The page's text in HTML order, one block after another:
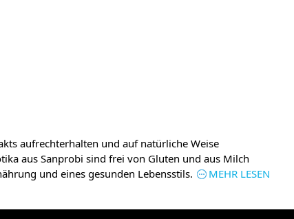
aufrechterhalten und auf natürliche Weise
aus Sanprobi sind frei von Gluten und aus Milch
und eines gesunden Lebensstils.
MEHR LESEN